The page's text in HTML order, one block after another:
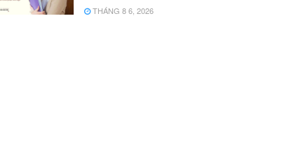
THÁNG 8 6, 2026